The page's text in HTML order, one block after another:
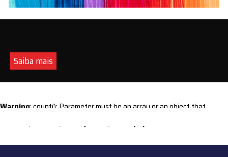
Saiba mais
Warning: count(): Parameter must be an array or an object that
content/themes/sintequimica/index.php